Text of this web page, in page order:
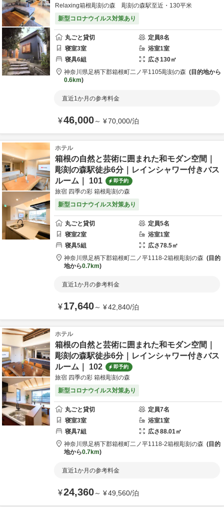
Relaxing箱根彫刻の森 彫刻の森駅至近・130平米
新型コロナウイルス対策あり
丸ごと貸切 定員8名
寝室3室 浴室1室
寝具6組 広さ130㎡
神奈川県足柄下郡箱根町二ノ平1105彫刻の森
目的地から
0.6km
直近1か月の参考料金
¥46,000～ ¥70,000/泊
ホテル
箱根の自然と芸術に囲まれた和モダン空間｜
彫刻の森駅徒歩6分｜レインシャワー付きバス
ルーム｜ 101
即予約
旅宿 四季の彩 箱根彫刻の森
新型コロナウイルス対策あり
丸ごと貸切 定員5名
寝室2室 浴室1室
寝具5組 広さ78.5㎡
神奈川県足柄下郡箱根町二ノ平1118-2箱根彫刻の森
目的
地から0.7km
直近1か月の参考料金
¥17,640～ ¥42,840/泊
ホテル
箱根の自然と芸術に囲まれた和モダン空間｜
彫刻の森駅徒歩6分｜レインシャワー付きバス
ルーム｜ 102
即予約
旅宿 四季の彩 箱根彫刻の森
新型コロナウイルス対策あり
丸ごと貸切 定員7名
寝室3室 浴室1室
寝具7組 広さ88.01㎡
神奈川県足柄下郡箱根町二ノ平1118-2箱根彫刻の森
目的
地から0.7km
直近1か月の参考料金
¥24,360～ ¥49,560/泊